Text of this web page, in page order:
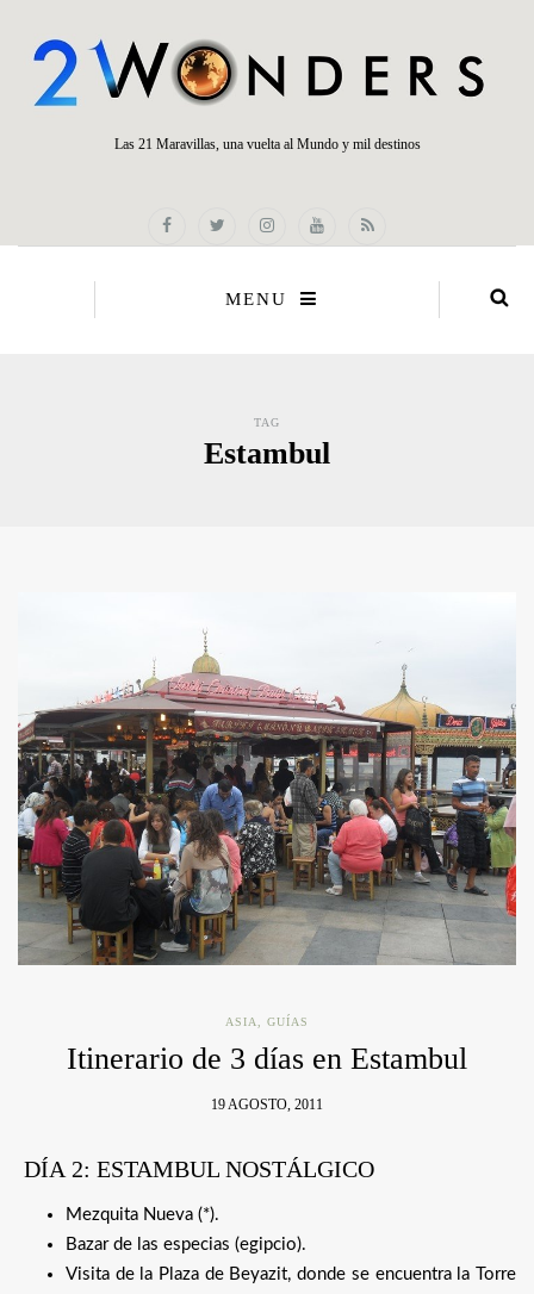
Las 21 Maravillas, una vuelta al Mundo y mil destinos
MENU
TAG
Estambul
ASIA, GUÍAS
Itinerario de 3 días en Estambul
19 AGOSTO, 2011
DÍA 2: ESTAMBUL NOSTÁLGICO
Mezquita Nueva (*).
Bazar de las especias (egipcio).
Visita de la Plaza de Beyazit, donde se encuentra la Torre